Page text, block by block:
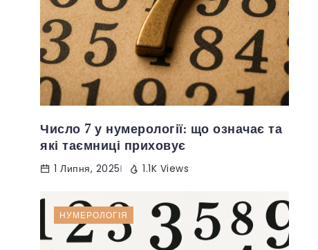
Число 7 у нумерології: що означає та
які таємниці приховує
1 Липня, 2025 1.1K Views
НУМЕРОЛОГІЯ